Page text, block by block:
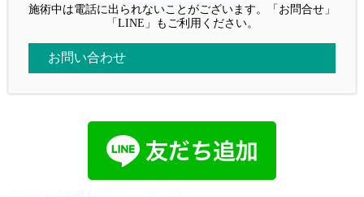
施術中は電話に出られないことがございます。「お問合せ」
「LINE」もご利用ください。
お問い合わせ